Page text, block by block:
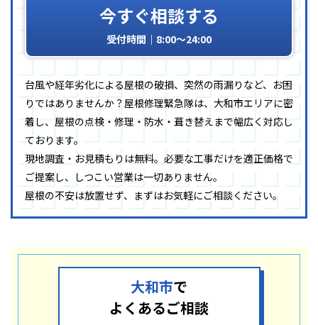
今すぐ相談する
受付時間｜8:00〜24:00
台風や経年劣化による屋根の破損、突然の雨漏りなど、お困
りではありませんか？屋根修理緊急隊は、大和市エリアに密
着し、屋根の点検・修理・防水・葺き替えまで幅広く対応し
ております。
現地調査・お見積もりは無料。必要な工事だけを適正価格で
ご提案し、しつこい営業は一切ありません。
屋根の不安は放置せず、まずはお気軽にご相談ください。
大和市で
よくあるご相談